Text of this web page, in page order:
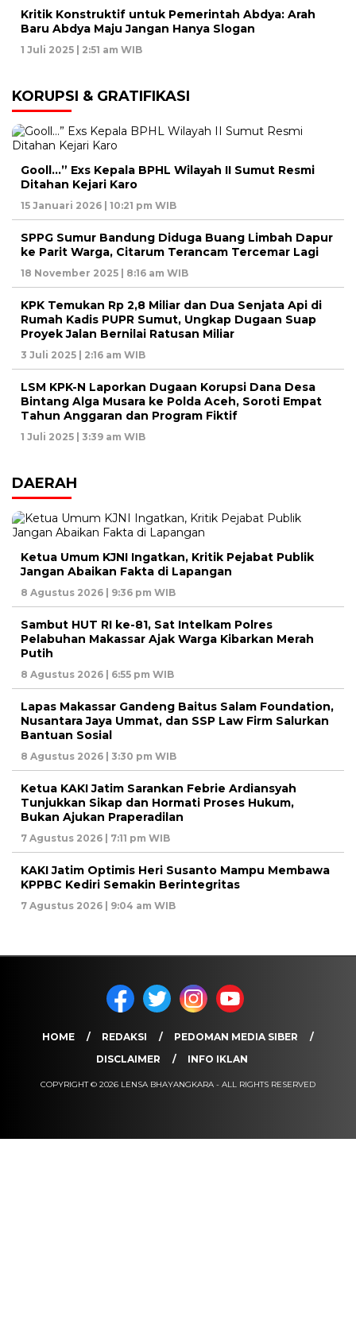
Kritik Konstruktif untuk Pemerintah Abdya: Arah
Baru Abdya Maju Jangan Hanya Slogan
1 Juli 2025 | 2:51 am WIB
KORUPSI & GRATIFIKASI
Gooll…” Exs Kepala BPHL Wilayah II Sumut Resmi
Ditahan Kejari Karo
15 Januari 2026 | 10:21 pm WIB
SPPG Sumur Bandung Diduga Buang Limbah Dapur
ke Parit Warga, Citarum Terancam Tercemar Lagi
18 November 2025 | 8:16 am WIB
KPK Temukan Rp 2,8 Miliar dan Dua Senjata Api di
Rumah Kadis PUPR Sumut, Ungkap Dugaan Suap
Proyek Jalan Bernilai Ratusan Miliar
3 Juli 2025 | 2:16 am WIB
LSM KPK-N Laporkan Dugaan Korupsi Dana Desa
Bintang Alga Musara ke Polda Aceh, Soroti Empat
Tahun Anggaran dan Program Fiktif
1 Juli 2025 | 3:39 am WIB
DAERAH
Ketua Umum KJNI Ingatkan, Kritik Pejabat Publik
Jangan Abaikan Fakta di Lapangan
8 Agustus 2026 | 9:36 pm WIB
Sambut HUT RI ke-81, Sat Intelkam Polres
Pelabuhan Makassar Ajak Warga Kibarkan Merah
Putih
8 Agustus 2026 | 6:55 pm WIB
Lapas Makassar Gandeng Baitus Salam Foundation,
Nusantara Jaya Ummat, dan SSP Law Firm Salurkan
Bantuan Sosial
8 Agustus 2026 | 3:30 pm WIB
Ketua KAKI Jatim Sarankan Febrie Ardiansyah
Tunjukkan Sikap dan Hormati Proses Hukum,
Bukan Ajukan Praperadilan
7 Agustus 2026 | 7:11 pm WIB
KAKI Jatim Optimis Heri Susanto Mampu Membawa
KPPBC Kediri Semakin Berintegritas
7 Agustus 2026 | 9:04 am WIB
HOME REDAKSI
PEDOMAN MEDIA SIBER
DISCLAIMER
INFO IKLAN
COPYRIGHT © 2026 LENSA BHAYANGKARA - ALL RIGHTS RESERVED